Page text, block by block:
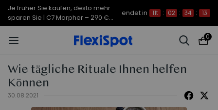
Je früher Sie kaufen, desto mehr
sparen Sie | C7 Morpher – 290 €
Rabatt
endet in 11t : 02 : 34 : 12
0
Wie tägliche Rituale Ihnen helfen
Können
30.08.2021